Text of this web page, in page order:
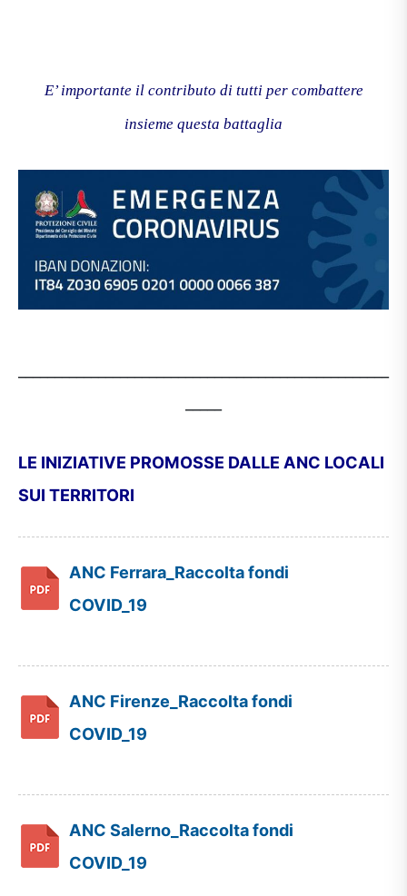
E’ importante il contributo di tutti per combattere
insieme questa battaglia
LE INIZIATIVE PROMOSSE DALLE ANC LOCALI
SUI TERRITORI
ANC Ferrara_Raccolta fondi
COVID_19
ANC Firenze_Raccolta fondi
COVID_19
ANC Salerno_Raccolta fondi
COVID_19